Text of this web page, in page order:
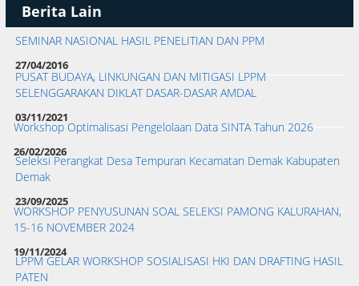
Berita Lain
SEMINAR NASIONAL HASIL PENELITIAN DAN PPM
27/04/2016
PUSAT BUDAYA, LINKUNGAN DAN MITIGASI LPPM
SELENGGARAKAN DIKLAT DASAR-DASAR AMDAL
03/11/2021
Workshop Optimalisasi Pengelolaan Data SINTA Tahun 2026
26/02/2026
Seleksi Perangkat Desa Tempuran Kecamatan Demak Kabupaten
Demak
23/09/2025
WORKSHOP PENYUSUNAN SOAL SELEKSI PAMONG KALURAHAN,
15-16 NOVEMBER 2024
19/11/2024
LPPM GELAR WORKSHOP SOSIALISASI HKI DAN DRAFTING HASIL
PATEN